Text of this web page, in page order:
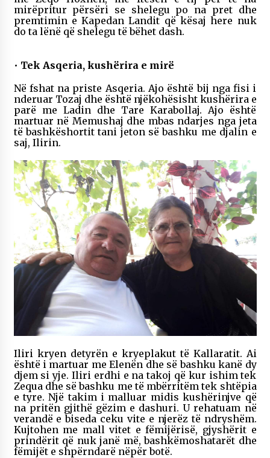
mirëpritur përsëri se shelegu po na pret dhe
premtimin e Kapedan Landit që kësaj here nuk
do ta lënë që shelegu të bëhet dash.
• Tek Asqeria, kushërira e mirë
Në fshat na priste Asqeria. Ajo është bij nga fisi i
nderuar Tozaj dhe është njëkohësisht kushërira e
parë me Ladin dhe Tare Karabollaj. Ajo është
martuar në Memushaj dhe mbas ndarjes nga jeta
të bashkëshortit tani jeton së bashku me djalin e
saj, Ilirin.
Iliri kryen detyrën e kryeplakut të Kallaratit. Ai
është i martuar me Elenën dhe së bashku kanë dy
djem si yje. Iliri erdhi e na takoj që kur ishim tek
Zequa dhe së bashku me të mbërritëm tek shtëpia
e tyre. Një takim i malluar midis kushërinjve që
na pritën gjithë gëzim e dashuri. U rehatuam në
verandë e biseda ceku vite e njerëz të ndryshëm.
Kujtohen me mall vitet e fëmijërisë, gjyshërit e
prindërit që nuk janë më, bashkëmoshatarët dhe
fëmijët e shpërndarë nëpër botë.